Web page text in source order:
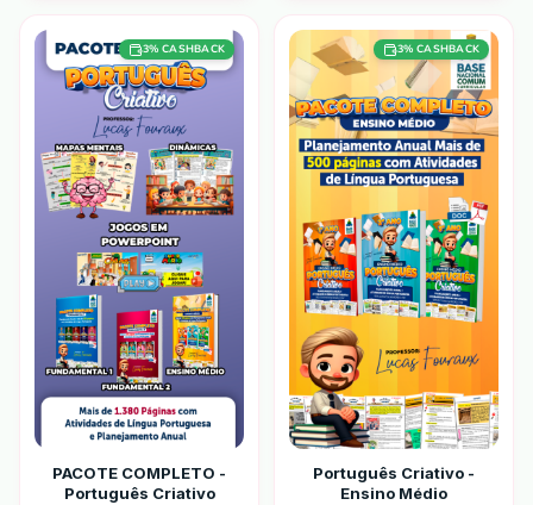
3% CASHBACK
PACOTE COMPLETO -
Português Criativo
3% CASHBACK
Português Criativo -
Ensino Médio